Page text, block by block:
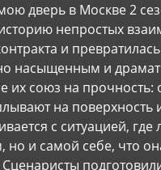
дверь в Москве 2
непростых
и
насыщенным и
союз на прочность:
на поверхность
с ситуацией,
и самой себе, что
Сценаристы